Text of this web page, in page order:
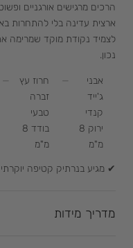
הרכים מרגישים אורגניים
לצמיד נקודת מוקד שמרימה
נכון.
אבני
ג'ייד
קנדי
ירוק 8
מ"מ
חרוז עץ
זברה
טבעי
בודד 8
מ"מ
✔ מגיע בנרתיק קטיפה יוקרתי
מדריך מידות